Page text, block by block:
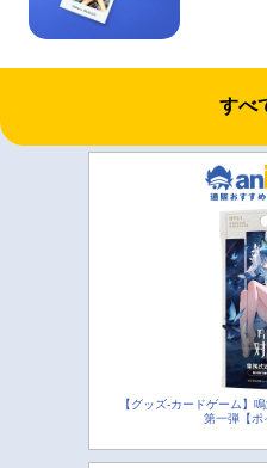
すべ
【グッズ-カードゲーム】
第一弾【ポ